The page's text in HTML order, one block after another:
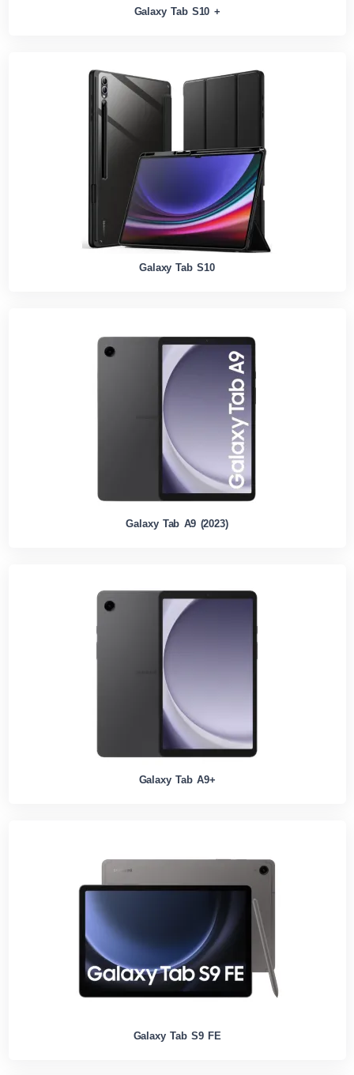
Galaxy Tab S10 +
Galaxy Tab S10
Galaxy Tab A9 (2023)
Galaxy Tab A9+
Galaxy Tab S9 FE